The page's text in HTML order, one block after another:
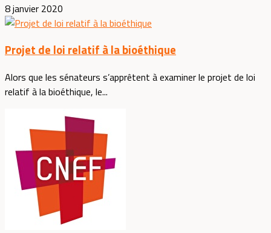
8 janvier 2020
Projet de loi relatif à la bioéthique
Alors que les sénateurs s’apprêtent à examiner le projet de loi
relatif à la bioéthique, le...